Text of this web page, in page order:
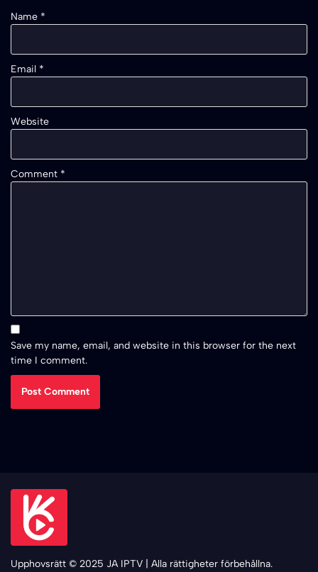
Name *
Email *
Website
Comment *
Save my name, email, and website in this browser for the next
time I comment.
Upphovsrätt © 2025 JA IPTV | Alla rättigheter förbehållna.